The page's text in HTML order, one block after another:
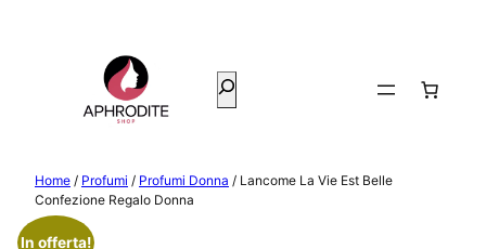
Cerca
Home / Profumi / Profumi Donna / Lancome La Vie Est Belle
Confezione Regalo Donna
In offerta!